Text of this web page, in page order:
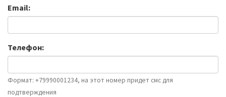
Email:
Телефон:
Формат: +79990001234, на этот номер придет смс для
подтверждения